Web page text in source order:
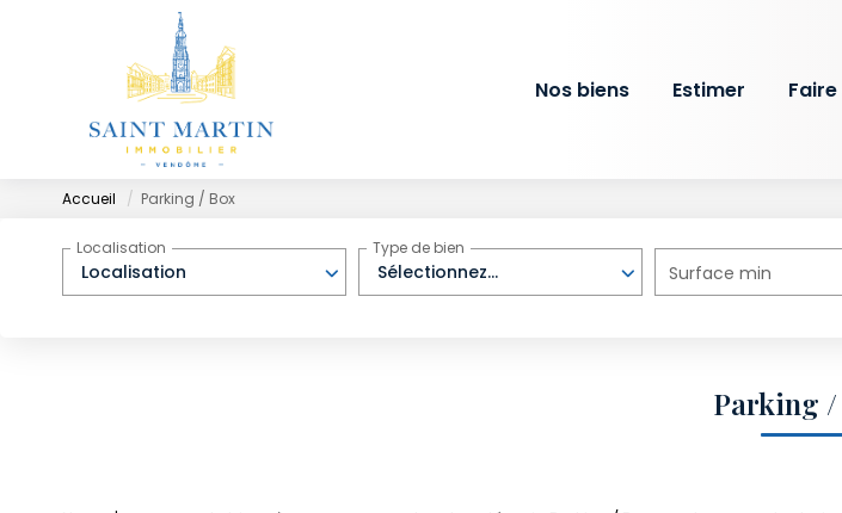
Nos biens Estimer
Accueil Parking / Box
Localisation
Localisation
Sélectionnez...
Type de bien
Surface min
Parking /